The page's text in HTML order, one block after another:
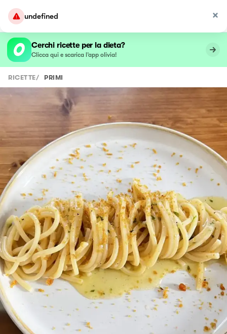
undefined
Cerchi ricette per la dieta?
Clicca qui e scarica l’app olivia!
RICETTE/ PRIMI